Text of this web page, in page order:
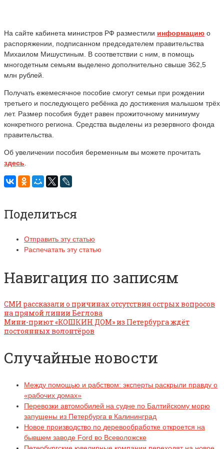
На сайте кабинета министров РФ разместили информацию о
распоряжении, подписанном председателем правительства
Михаилом Мишустиным. В соответствии с ним, в помощь
многодетным семьям выделено дополнительно свыше 362,5
млн рублей.
Получать ежемесячное пособие смогут семьи при рождении
третьего и последующего ребёнка до достижения малышом трёх
лет. Размер пособия будет равен прожиточному минимуму
конкретного региона . Средства выделены из резервного фонда
правительства.
Об увеличении пособия беременным вы можете прочитать
здесь
Поделиться
Отправить эту статью
Распечатать эту статью
Навигация по записям
СМИ рассказали о причинах отсутствия острых вопросов
на прямой линии Беглова
Мини-приют «КОШКИН ДОМ» из Петербурга ждёт
постоянных волонтёров
Случайные новости
Между помощью и рабством: эксперты раскрыли правду о
«рабочих домах»
Перевозки автомобилей на судне по Балтийскому морю
запущены из Петербурга в Калининград
Новое производство по деревообработке откроется на
бывшем заводе Ford во Всеволожске